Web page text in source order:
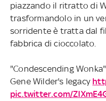
piazzando il ritratto di
trasformandolo in un
sorridente è tratta dal
fabbrica di cioccolato.
"Condescending
Gene Wilder's legacy
pic.twitter.com/